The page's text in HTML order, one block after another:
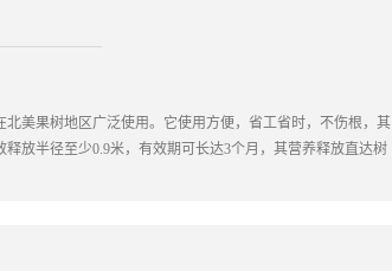
美果树地区广泛使用。它使用方便，省工省时，不伤根，其
放半径至少0.9米，有效期可长达3个月，其营养释放直达树